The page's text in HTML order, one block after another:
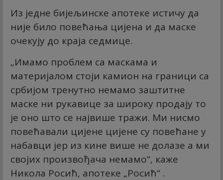
Из једне бијељинске апотеке истичу да
није било повећања цијена и да маске
очекују до краја седмице.
„Имамо проблем са маскама и
материјалом стоји камион на граници са
србијом тренутно немамо заштитне
маске ни рукавице за широку продају то
је оно што се највише тражи. Ми нисмо
повећавали цијене цијене су повећане у
набавци јер из кине више не долазе а ми
својих произвођача немамо“, каже
Никола Росић, апотеке „Росић“ .